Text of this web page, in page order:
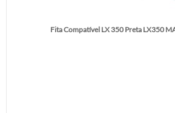
Fita Compatível LX 350 Preta LX350